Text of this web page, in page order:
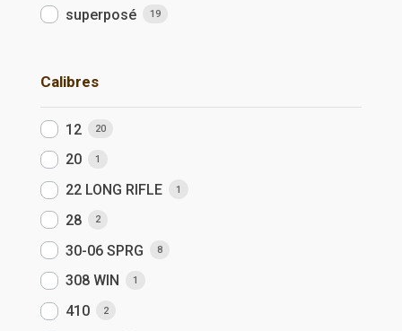
superposé 19
Calibres
12 20
20 1
22 LONG RIFLE 1
28 2
30-06 SPRG 8
308 WIN 1
410 2